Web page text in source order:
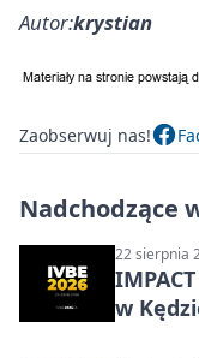
Autor:krystian
Zaobserwuj nas!
Nadchodzące
22 sierpnia
w